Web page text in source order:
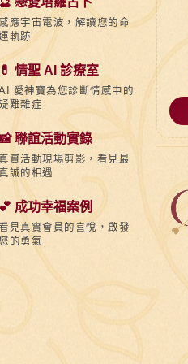
應宇宙電波，解讀您的命
軌跡
情聖 AI 診療室
愛神寶為您診斷情感中的
難雜症
聯誼活動實錄
實活動現場剪影，看見最
誠的相遇
成功幸福案例
見真實會員的喜悅，啟發
的勇氣